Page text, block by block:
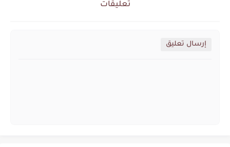
تعليقات
إرسال تعليق